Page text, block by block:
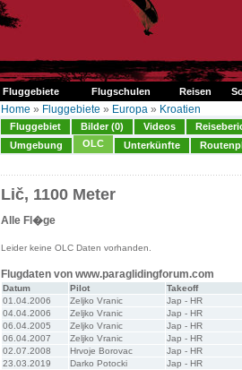
Fluggebiete Flugschulen Reisen
Home » Fluggebiete » Europa » Kroatien
Fluggebiet Bilder (0) Videos
Umgebung
OLC Unterkünfte
Lič, 1100 Meter
Alle Fl�ge
Leider keine OLC Daten vorhanden.
Flugdaten von www.paraglidingforum.com
Datum Pilot
Takeoff
01.04.2006
Zeljko Vranic
Jap - HR
04.04.2006
Zeljko Vranic
Jap - HR
06.04.2005
Zeljko Vranic
Jap - HR
06.04.2007
Zeljko Vranic
Jap - HR
02.07.2008
Hrvoje Borovac
Jap - HR
23.03.2019
Darko Potocki
Jap - HR